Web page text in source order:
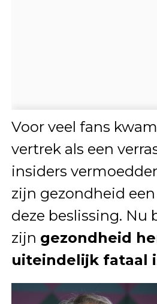
Voor veel fans
vertrek als een
insiders
zijn gezondheid
deze beslissing. Nu
zijn gezondheid
uiteindelijk fataal